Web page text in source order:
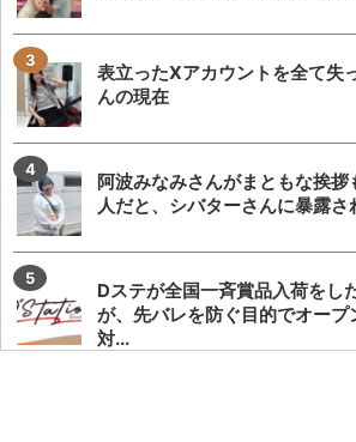
表立ったXアカウントを全て失
んの現在
阿波みなみさんがまともな挨
人だと、シバターさんに暴露さ
Dステが全国一斉賞品入荷をし
が、先バレを防ぐ目的でオープ
対...